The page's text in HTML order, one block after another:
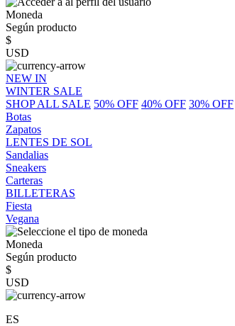
Moneda
Según producto
$
USD
NEW IN
WINTER SALE
SHOP ALL SALE 50% OFF 40% OFF 30% OFF
Botas
Zapatos
LENTES DE SOL
Sandalias
Sneakers
Carteras
BILLETERAS
Fiesta
Vegana
Moneda
Según producto
$
USD
ES